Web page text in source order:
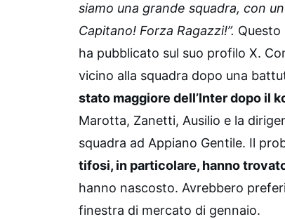
siamo una grande squadra, con
Capitano! Forza Ragazzi!”. Questo
ha pubblicato sul suo profilo X.
vicino alla squadra dopo una
stato maggiore dell’Inter dopo il
Marotta, Zanetti, Ausilio e la
squadra ad Appiano Gentile. Il
tifosi, in particolare, hanno
hanno nascosto. Avrebbero
finestra di mercato di gennaio.